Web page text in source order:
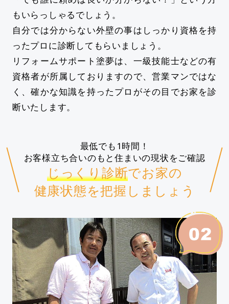
もいらっしゃるでしょう。
自分では分からない外壁の事はしっかり資格を持
ったプロに診断してもらいましょう。
リフォームサポート塗夢は、一級技能士などの有
資格者が所属しておりますので、営業マンではな
く、確かな知識を持ったプロがその目でお家を診
断いたします。
最低でも1時間！
お客様立ち合いのもと住まいの現状をご確認
じっくり診断でお家の
健康状態を把握しましょう